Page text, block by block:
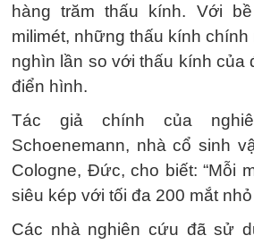
hàng trăm thấu kính. Với
milimét, những thấu kính
nghìn lần so với thấu kính của
điển hình.
Tác giả chính của
Schoenemann, nhà cổ sinh
Cologne, Đức, cho biết: “Mỗi
siêu kép với tối đa 200 mắt nhỏ
Các nhà nghiên cứu đã sử